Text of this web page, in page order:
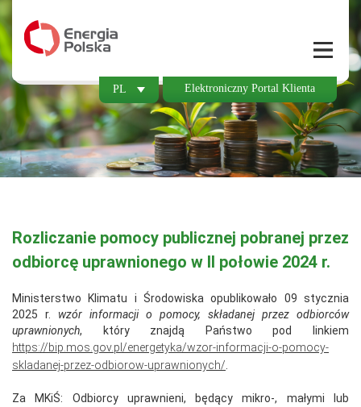
Elektroniczny Portal Klienta
PL
Rozliczanie pomocy publicznej pobranej przez
odbiorcę uprawnionego w II połowie 2024 r.
Ministerstwo Klimatu i Środowiska opublikowało 09 stycznia
2025 r. wzór informacji o pomocy, składanej przez odbiorców
uprawnionych, który znajdą Państwo pod linkiem
https://bip.mos.gov.pl/energetyka/wzor-informacji-o-pomocy-
skladanej-przez-odbiorow-uprawnionych/
Za MKiŚ: Odbiorcy uprawnieni, będący mikro-, małymi lub